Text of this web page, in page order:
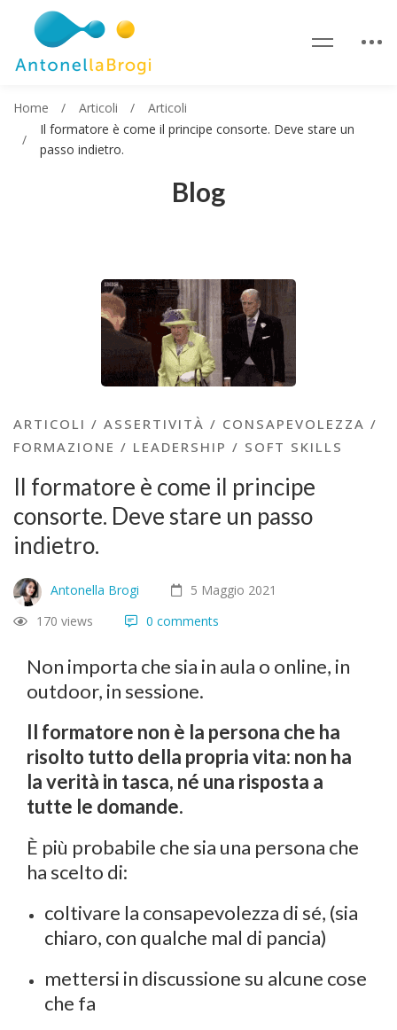
Blog
Home Articoli
Articoli
Il formatore è come il principe consorte. Deve stare un
passo indietro.
ARTICOLI / ASSERTIVITÀ / CONSAPEVOLEZZA /
FORMAZIONE / LEADERSHIP / SOFT SKILLS
Il formatore è come il principe
consorte. Deve stare un passo
indietro.
Antonella Brogi
5 Maggio 2021
170 views
0 comments
Non importa che sia in aula o online, in
outdoor, in sessione.
Il formatore non è la persona che ha
risolto tutto della propria vita: non ha
la verità in tasca, né una risposta a
tutte le domande.
È più probabile che sia una persona che
ha scelto di:
coltivare la consapevolezza di sé, (sia
chiaro, con qualche mal di pancia)
mettersi in discussione su alcune cose
che fa